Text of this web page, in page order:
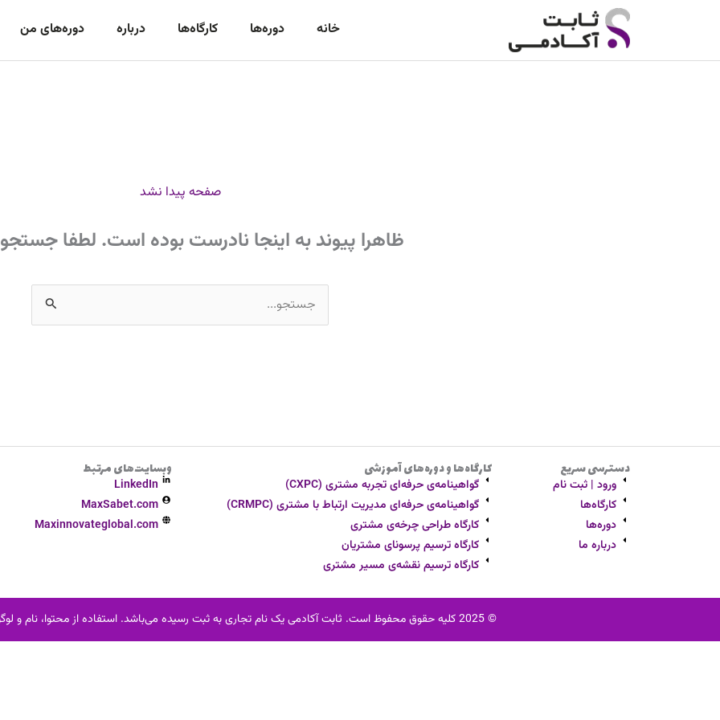
محتوا
خانه دوره‌‌ها کارگاه‌ها درباره دوره‌های من
صفحه پیدا نشد
ظاهرا پیوند به اینجا نادرست بوده است. لطفا
جستجو
برای:
دسترسی سریع
ورود | ثبت نام
کارگاه‌ها
دوره‌ها
درباره ما
کارگاه‌ها و دوره‌های آموزشی
گواهینامه‌ی حرفه‌ای تجربه مشتری (CXPC)
گواهینامه‌ی حرفه‌ای مدیریت ارتباط با مشتری (CRMPC)
کارگاه طراحی چرخه‌ی مشتری
کارگاه ترسیم پرسونای مشتریان
کارگاه ترسیم نقشه‌ی مسیر مشتری
وبسایت‌های مرتبط
LinkedIn
MaxSabet.com
Maxinnovateglobal.com
© 2025 کلیه حقوق محفوظ است. ثابت آکادمی یک نام تجاری به ثبت رسیده می‌باشد. استفاده از محتوا، نام و لوگو بدون اجازه کتبی ممنوع است.